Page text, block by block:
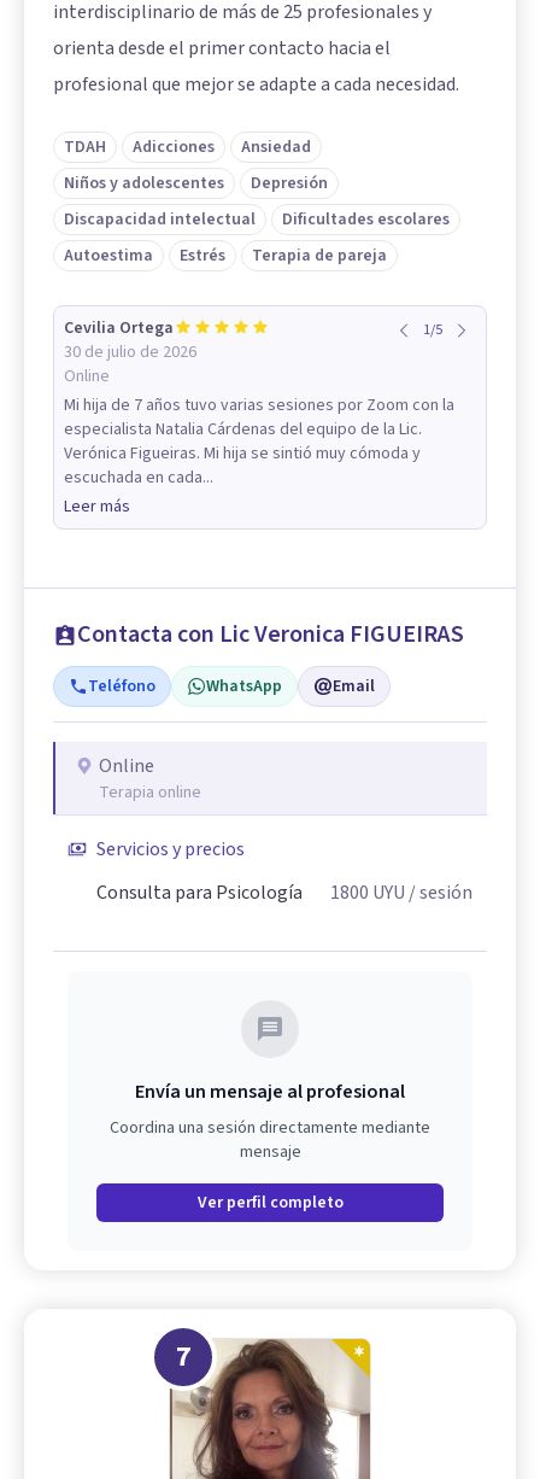
interdisciplinario de más de 25 profesionales y
orienta desde el primer contacto hacia el
profesional que mejor se adapte a cada necesidad.
TDAH Adicciones
Ansiedad
Niños y adolescentes
Depresión
Discapacidad intelectual
Dificultades escolares
Autoestima
Estrés Terapia de pareja
Cevilia Ortega
30 de julio de 2026
Online
1/5
Mi hija de 7 años tuvo varias sesiones por Zoom con la
especialista Natalia Cárdenas del equipo de la Lic.
Verónica Figueiras. Mi hija se sintió muy cómoda y
escuchada en cada...
Leer más
Contacta con Lic Veronica FIGUEIRAS
Teléfono WhatsApp Email
Online
Terapia online
Servicios y precios
Consulta para Psicología
1800 UYU / sesión
Envía un mensaje al profesional
Coordina una sesión directamente mediante
mensaje
Ver perfil completo
7